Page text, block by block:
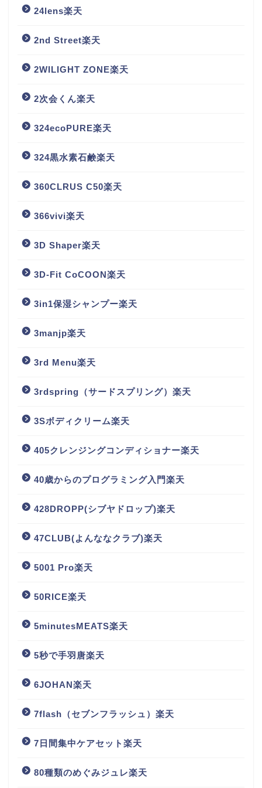
24lens楽天
2nd Street楽天
2WILIGHT ZONE楽天
2次会くん楽天
324ecoPURE楽天
324黒水素石鹸楽天
360CLRUS C50楽天
366vivi楽天
3D Shaper楽天
3D-Fit CoCOON楽天
3in1保湿シャンプー楽天
3manjp楽天
3rd Menu楽天
3rdspring（サードスプリング）楽天
3Sボディクリーム楽天
405クレンジングコンディショナー楽天
40歳からのプログラミング入門楽天
428DROPP(シブヤドロップ)楽天
47CLUB(よんななクラブ)楽天
5001 Pro楽天
50RICE楽天
5minutesMEATS楽天
5秒で手羽唐楽天
6JOHAN楽天
7flash（セブンフラッシュ）楽天
7日間集中ケアセット楽天
80種類のめぐみジュレ楽天